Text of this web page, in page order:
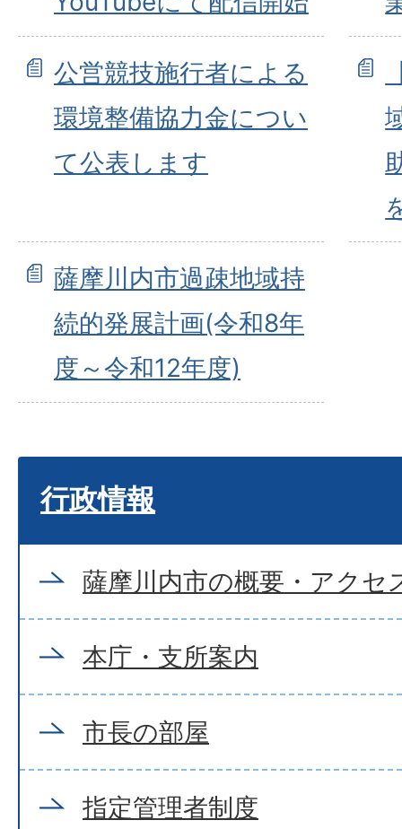
公営競技施行者による
環境整備協力金につい
て公表します
薩摩川内市過疎地域持
続的発展計画(令和8年
度～令和12年度)
行政情報
薩摩川内市の概要・アクセ
本庁・支所案内
市長の部屋
指定管理者制度